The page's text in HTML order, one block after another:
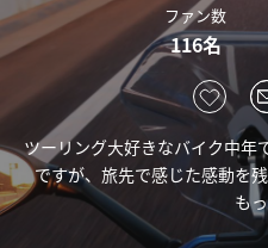
ファン数
116名
ツーリング大好きなバイク中年
ですが、旅先で感じた感動を
も